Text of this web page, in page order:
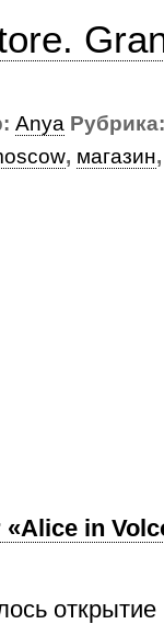
Anya Рубрика:
, магазин
in
открытие